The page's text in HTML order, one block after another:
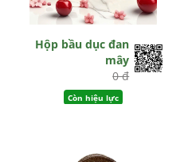
Hộp bầu dục đan
mây
0 đ
Còn hiệu lực